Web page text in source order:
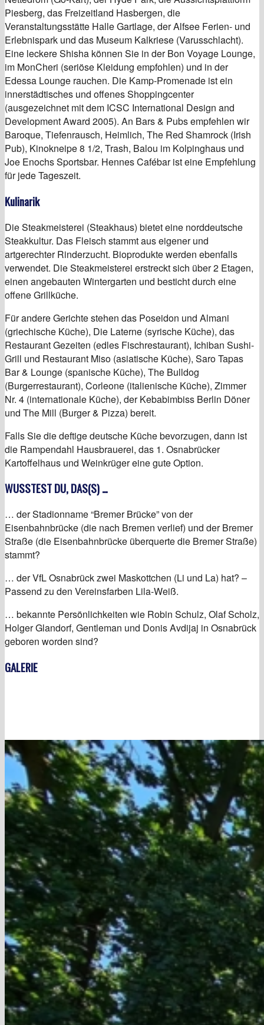
Piesberg, das Freizeitland Hasbergen, die
Veranstaltungsstätte Halle Gartlage, der Alfsee Ferien- und
Erlebnispark und das Museum Kalkriese (Varusschlacht).
Eine leckere Shisha können Sie in der Bon Voyage Lounge,
im MonCheri (seriöse Kleidung empfohlen) und in der
Edessa Lounge rauchen. Die Kamp-Promenade ist ein
innerstädtisches und offenes Shoppingcenter
(ausgezeichnet mit dem ICSC International Design and
Development Award 2005). An Bars & Pubs empfehlen wir
Baroque, Tiefenrausch, Heimlich, The Red Shamrock (Irish
Pub), Kinokneipe 8 1/2, Trash, Balou im Kolpinghaus und
Joe Enochs Sportsbar. Hennes Cafébar ist eine Empfehlung
für jede Tageszeit.
Kulinarik
Die Steakmeisterei (Steakhaus) bietet eine norddeutsche
Steakkultur. Das Fleisch stammt aus eigener und
artgerechter Rinderzucht. Bioprodukte werden ebenfalls
verwendet. Die Steakmeisterei erstreckt sich über 2 Etagen,
einen angebauten Wintergarten und besticht durch eine
offene Grillküche.
Für andere Gerichte stehen das Poseidon und Almani
(griechische Küche), Die Laterne (syrische Küche), das
Restaurant Gezeiten (edles Fischrestaurant), Ichiban Sushi-
Grill und Restaurant Miso (asiatische Küche), Saro Tapas
Bar & Lounge (spanische Küche), The Bulldog
(Burgerrestaurant), Corleone (italienische Küche), Zimmer
Nr. 4 (internationale Küche), der Kebabimbiss Berlin Döner
und The Mill (Burger & Pizza) bereit.
Falls Sie die deftige deutsche Küche bevorzugen, dann ist
die Rampendahl Hausbrauerei, das 1. Osnabrücker
Kartoffelhaus und Weinkrüger eine gute Option.
WUSSTEST DU, DAS(S) …
… der Stadionname “Bremer Brücke” von der
Eisenbahnbrücke (die nach Bremen verlief) und der Bremer
Straße (die Eisenbahnbrücke überquerte die Bremer Straße)
stammt?
… der VfL Osnabrück zwei Maskottchen (Li und La) hat? –
Passend zu den Vereinsfarben Lila-Weiß.
… bekannte Persönlichkeiten wie Robin Schulz, Olaf Scholz,
Holger Glandorf, Gentleman und Donis Avdijaj in Osnabrück
geboren worden sind?
GALERIE